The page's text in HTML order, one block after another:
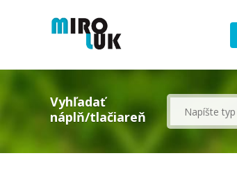
Vyhľadať
náplň/tlačiareň